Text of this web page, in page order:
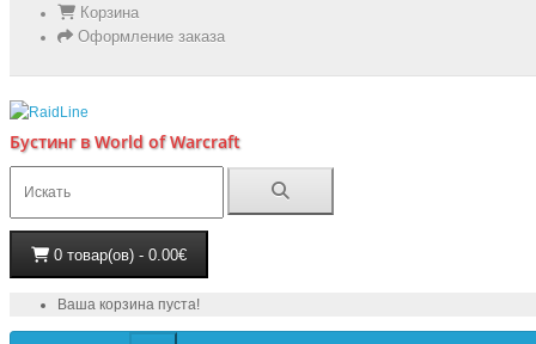
Корзина
Оформление заказа
Бустинг в World of Warcraft
0 товар(ов) - 0.00€
Ваша корзина пуста!